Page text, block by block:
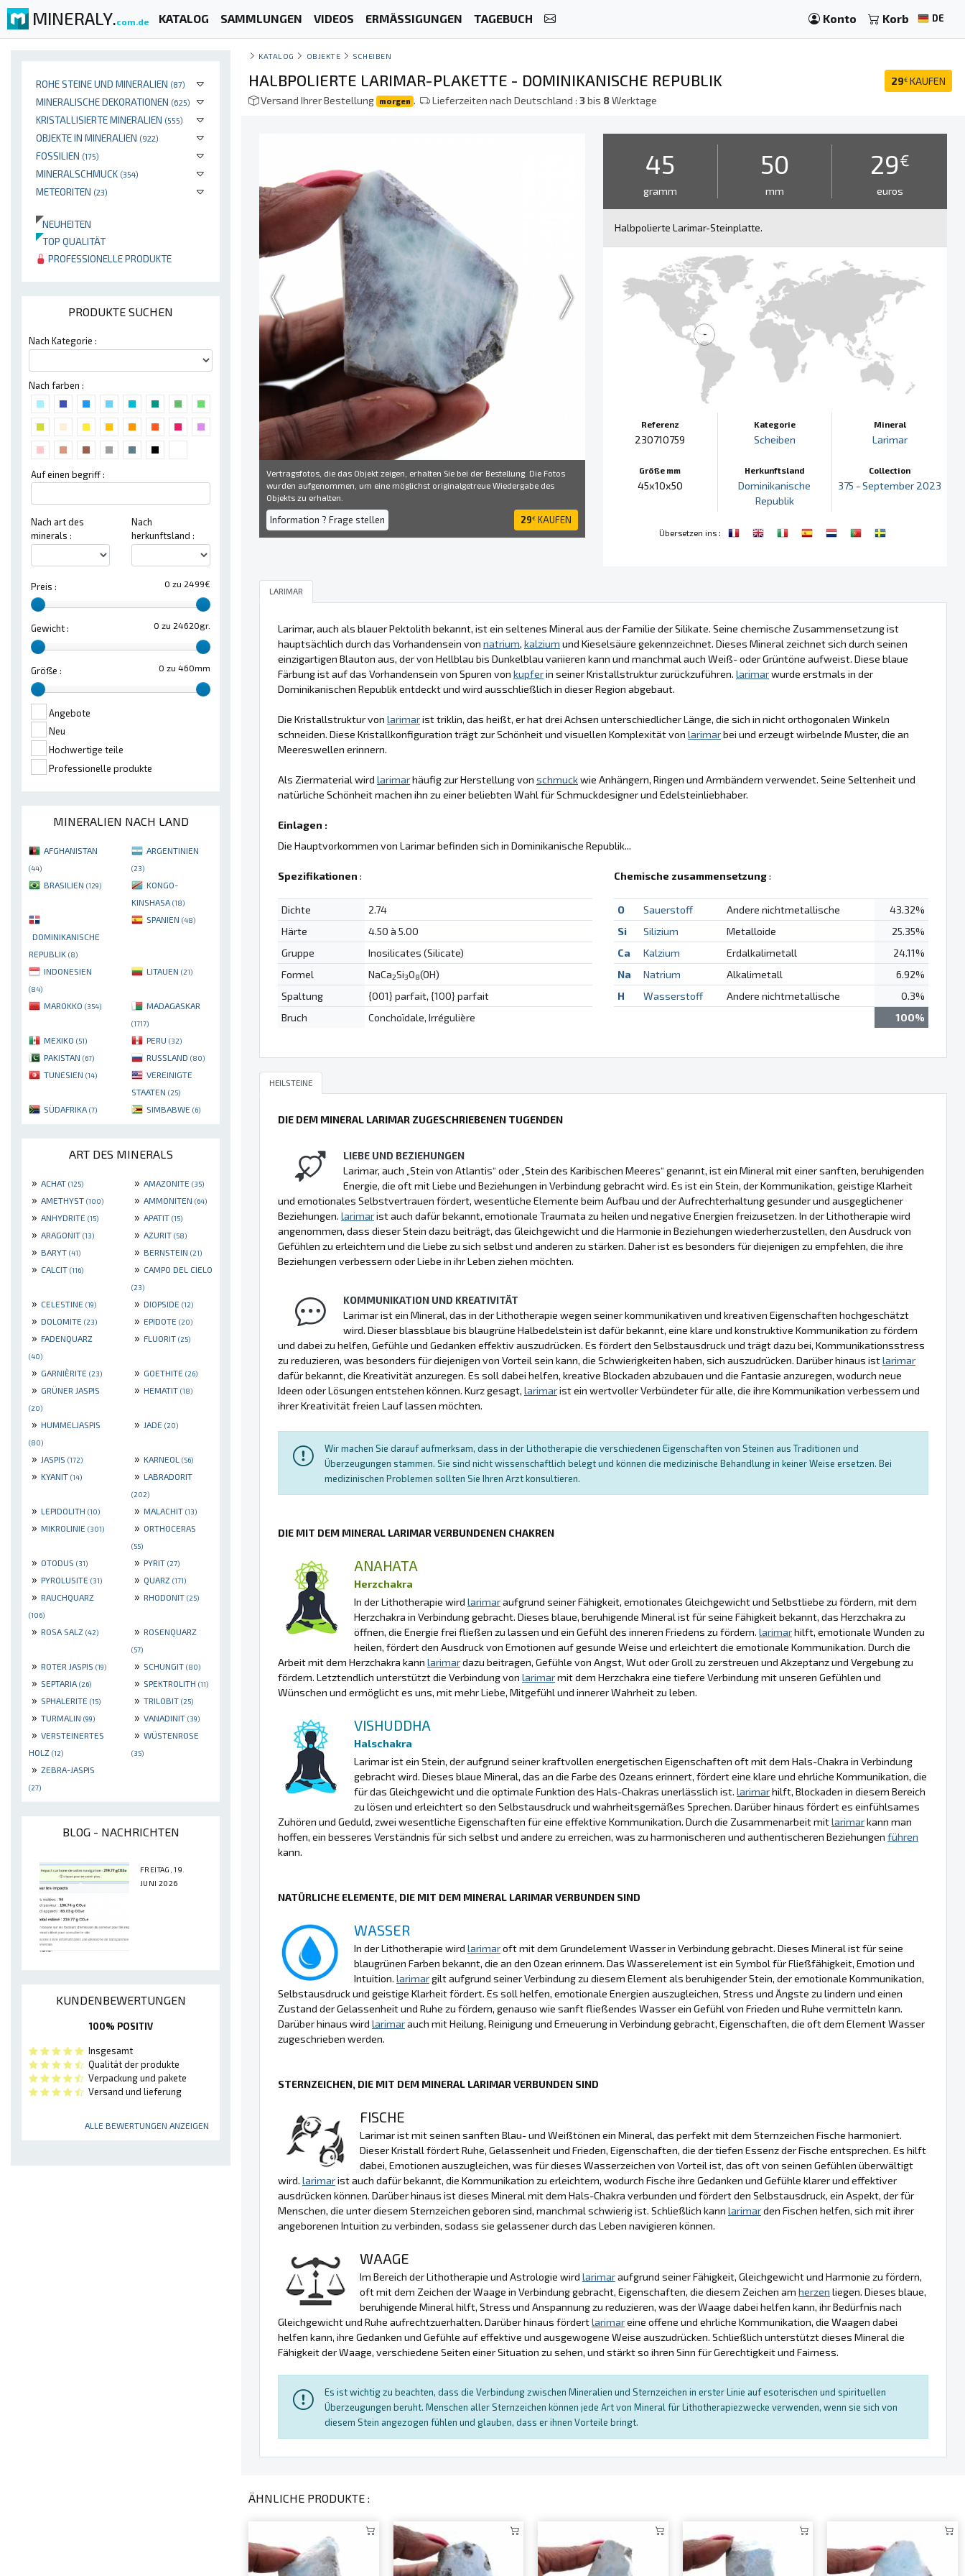
MINERALY.com.de KATALOG SAMMLUNGEN VIDEOS ERMÄSSIGUNGEN TAGEBUCH Konto Korb DE
ROHE STEINE UND MINERALIEN (87)
MINERALISCHE DEKORATIONEN (625)
KRISTALLISIERTE MINERALIEN (555)
OBJEKTE IN MINERALIEN (922)
FOSSILIEN (175)
MINERALSCHMUCK (354)
METEORITEN (23)
NEUHEITEN
TOP QUALITÄT
PROFESSIONELLE PRODUKTE
PRODUKTE SUCHEN
Nach Kategorie :
Nach farben :
Auf einen begriff :
Nach art des
minerals :
Nach
herkunftsland :
0 zu 2499€
Preis :
0 zu 24620gr.
Gewicht :
0 zu 460mm
Größe :
Angebote
Neu
Hochwertige teile
Professionelle produkte
MINERALIEN NACH LAND
AFGHANISTAN
(44)
ARGENTINIEN
(23)
BRASILIEN (129)
KONGO-
KINSHASA (18)
DOMINIKANISCHE
REPUBLIK (8)
SPANIEN (48)
INDONESIEN
(84)
LITAUEN (21)
MAROKKO (354) MADAGASKAR
(1717)
MEXIKO (51) PERU (32)
PAKISTAN (67) RUSSLAND (80)
TUNESIEN (14)
VEREINIGTE
STAATEN (25)
SÜDAFRIKA (7) SIMBABWE (6)
ART DES MINERALS
» ACHAT (125) » AMAZONITE (35)
» AMETHYST (100) » AMMONITEN (64)
» ANHYDRITE (15) » APATIT (15)
» ARAGONIT (13) » AZURIT (58)
» BARYT (41) » BERNSTEIN (21)
» CALCIT (116) » CAMPO DEL CIELO
(23)
» CELESTINE (19) » DIOPSIDE (12)
» DOLOMITE (23) » EPIDOTE (20)
» FADENQUARZ
(40)
» FLUORIT (25)
» GARNIÈRITE (23) » GOETHITE (26)
» GRÜNER JASPIS
(20)
» HEMATIT (18)
» HUMMELJASPIS
(80)
» JADE (20)
» JASPIS (172) » KARNEOL (56)
» KYANIT (14) » LABRADORIT
(202)
» LEPIDOLITH (10) » MALACHIT (13)
» MIKROLINIE (301) » ORTHOCERAS
(55)
» OTODUS (31) » PYRIT (27)
» PYROLUSITE (31) » QUARZ (171)
» RAUCHQUARZ
(106)
» RHODONIT (25)
» ROSA SALZ (42) » ROSENQUARZ
(57)
» ROTER JASPIS (19) » SCHUNGIT (80)
» SEPTARIA (26) » SPEKTROLITH (11)
» SPHALERITE (15) » TRILOBIT (25)
» TURMALIN (99) » VANADINIT (39)
» VERSTEINERTES
HOLZ (12)
» WÜSTENROSE
(35)
» ZEBRA-JASPIS
(27)
BLOG - NACHRICHTEN
FREITAG, 19.
JUNI 2026
KUNDENBEWERTUNGEN
100% POSITIV
Insgesamt
Qualität der produkte
Verpackung und pakete
Versand und lieferung
ALLE BEWERTUNGEN ANZEIGEN
KATALOG OBJEKTE SCHEIBEN
29€ KAUFEN
HALBPOLIERTE LARIMAR-PLAKETTE - DOMINIKANISCHE REPUBLIK
Versand Ihrer Bestellung morgen . Lieferzeiten nach Deutschland :3bis 8Werktage
Vertragsfotos, die das Objekt zeigen, erhalten Sie bei der Bestellung. Die Fotos
wurden aufgenommen, um eine möglichst originalgetreue Wiedergabe des
Objekts zu erhalten.
Information ? Frage stellen 29€ KAUFEN
45
gramm
50
mm
29€
euros
Halbpolierte Larimar-Steinplatte.
Referenz
230710759
Größe mm
45x10x50
Kategorie
Scheiben
Herkunftsland
Dominikanische
Republik
Mineral
Larimar
Collection
375 - September 2023
Übersetzen ins :
LARIMAR
Larimar, auch als blauer Pektolith bekannt, ist ein seltenes Mineral aus der Familie der Silikate. Seine chemische Zusammensetzung ist
hauptsächlich durch das Vorhandensein von natrium, kalzium und Kieselsäure gekennzeichnet. Dieses Mineral zeichnet sich durch seinen
einzigartigen Blauton aus, der von Hellblau bis Dunkelblau variieren kann und manchmal auch Weiß- oder Grüntöne aufweist. Diese blaue
Färbung ist auf das Vorhandensein von Spuren von kupferin seiner Kristallstruktur zurückzuführen. larimarwurde erstmals in der
Dominikanischen Republik entdeckt und wird ausschließlich in dieser Region abgebaut.
Die Kristallstruktur von larimarist triklin, das heißt, er hat drei Achsen unterschiedlicher Länge, die sich in nicht orthogonalen Winkeln
schneiden. Diese Kristallkonfiguration trägt zur Schönheit und visuellen Komplexität von larimarbei und erzeugt wirbelnde Muster, die an
Meereswellen erinnern.
Als Ziermaterial wird larimarhäufig zur Herstellung von schmuckwie Anhängern, Ringen und Armbändern verwendet. Seine Seltenheit und
natürliche Schönheit machen ihn zu einer beliebten Wahl für Schmuckdesigner und Edelsteinliebhaber.
Einlagen :
Die Hauptvorkommen von Larimar befinden sich in Dominikanische Republik...
Spezifikationen :
Dichte
2.74
Härte
4.50 à 5.00
Gruppe
Inosilicates (Silicate)
Formel
NaCa2Si3O8(OH)
Spaltung
{001} parfait, {100} parfait
Bruch
Conchoïdale, Irrégulière
Chemische zusammensetzung:
O Sauerstoff Andere nichtmetallische
43.32%
Si
Silizium Metalloide
25.35%
Ca
Kalzium Erdalkalimetall
24.11%
Na
Natrium Alkalimetall
6.92%
H
Wasserstoff Andere nichtmetallische
0.3%
100%
HEILSTEINE
DIE DEM MINERAL LARIMAR ZUGESCHRIEBENEN TUGENDEN
LIEBE UND BEZIEHUNGEN
Larimar, auch „Stein von Atlantis“ oder „Stein des Karibischen Meeres“ genannt, ist ein Mineral mit einer sanften, beruhigenden
Energie, die oft mit Liebe und Beziehungen in Verbindung gebracht wird. Es ist ein Stein, der Kommunikation, geistige Klarheit
und emotionales Selbstvertrauen fördert, wesentliche Elemente beim Aufbau und der Aufrechterhaltung gesunder und ausgeglichener
Beziehungen. larimarist auch dafür bekannt, emotionale Traumata zu heilen und negative Energien freizusetzen. In der Lithotherapie wird
angenommen, dass dieser Stein dazu beiträgt, das Gleichgewicht und die Harmonie in Beziehungen wiederherzustellen, den Ausdruck von
Gefühlen zu erleichtern und die Liebe zu sich selbst und anderen zu stärken. Daher ist es besonders für diejenigen zu empfehlen, die ihre
Beziehungen verbessern oder Liebe in ihr Leben ziehen möchten.
KOMMUNIKATION UND KREATIVITÄT
Larimar ist ein Mineral, das in der Lithotherapie wegen seiner kommunikativen und kreativen Eigenschaften hochgeschätzt
wird. Dieser blassblaue bis blaugrüne Halbedelstein ist dafür bekannt, eine klare und konstruktive Kommunikation zu fördern
und dabei zu helfen, Gefühle und Gedanken effektiv auszudrücken. Es fördert den Selbstausdruck und trägt dazu bei, Kommunikationsstress
zu reduzieren, was besonders für diejenigen von Vorteil sein kann, die Schwierigkeiten haben, sich auszudrücken. Darüber hinaus istlarimar
dafür bekannt, die Kreativität anzuregen. Es soll dabei helfen, kreative Blockaden abzubauen und die Fantasie anzuregen, wodurch neue
Ideen oder Lösungen entstehen können. Kurz gesagt, larimarist ein wertvoller Verbündeter für alle, die ihre Kommunikation verbessern und
ihrer Kreativität freien Lauf lassen möchten.
Wir machen Sie darauf aufmerksam, dass in der Lithotherapie die verschiedenen Eigenschaften von Steinen aus Traditionen und
Überzeugungen stammen. Sie sind nicht wissenschaftlich belegt und können die medizinische Behandlung in keiner Weise ersetzen. Bei
medizinischen Problemen sollten Sie Ihren Arzt konsultieren.
DIE MIT DEM MINERAL LARIMAR VERBUNDENEN CHAKREN
ANAHATA
Herzchakra
In der Lithotherapie wird larimaraufgrund seiner Fähigkeit, emotionales Gleichgewicht und Selbstliebe zu fördern, mit dem
Herzchakra in Verbindung gebracht. Dieses blaue, beruhigende Mineral ist für seine Fähigkeit bekannt, das Herzchakra zu
öffnen, die Energie frei fließen zu lassen und ein Gefühl des inneren Friedens zu fördern. larimarhilft, emotionale Wunden zu
heilen, fördert den Ausdruck von Emotionen auf gesunde Weise und erleichtert die emotionale Kommunikation. Durch die
Arbeit mit dem Herzchakra kann larimardazu beitragen, Gefühle von Angst, Wut oder Groll zu zerstreuen und Akzeptanz und Vergebung zu
fördern. Letztendlich unterstützt die Verbindung von larimarmit dem Herzchakra eine tiefere Verbindung mit unseren Gefühlen und
Wünschen und ermöglicht es uns, mit mehr Liebe, Mitgefühl und innerer Wahrheit zu leben.
VISHUDDHA
Halschakra
Larimar ist ein Stein, der aufgrund seiner kraftvollen energetischen Eigenschaften oft mit dem Hals-Chakra in Verbindung
gebracht wird. Dieses blaue Mineral, das an die Farbe des Ozeans erinnert, fördert eine klare und ehrliche Kommunikation, die
für das Gleichgewicht und die optimale Funktion des Hals-Chakras unerlässlich ist. larimarhilft, Blockaden in diesem Bereich
zu lösen und erleichtert so den Selbstausdruck und wahrheitsgemäßes Sprechen. Darüber hinaus fördert es einfühlsames
Zuhören und Geduld, zwei wesentliche Eigenschaften für eine effektive Kommunikation. Durch die Zusammenarbeit mitlarimarkann man
hoffen, ein besseres Verständnis für sich selbst und andere zu erreichen, was zu harmonischeren und authentischeren Beziehungen führen
kann.
NATÜRLICHE ELEMENTE, DIE MIT DEM MINERAL LARIMAR VERBUNDEN SIND
WASSER
In der Lithotherapie wird larimaroft mit dem Grundelement Wasser in Verbindung gebracht. Dieses Mineral ist für seine
blaugrünen Farben bekannt, die an den Ozean erinnern. Das Wasserelement ist ein Symbol für Fließfähigkeit, Emotion und
Intuition. larimargilt aufgrund seiner Verbindung zu diesem Element als beruhigender Stein, der emotionale Kommunikation,
Selbstausdruck und geistige Klarheit fördert. Es soll helfen, emotionale Energien auszugleichen, Stress und Ängste zu lindern und einen
Zustand der Gelassenheit und Ruhe zu fördern, genauso wie sanft fließendes Wasser ein Gefühl von Frieden und Ruhe vermitteln kann.
Darüber hinaus wird larimarauch mit Heilung, Reinigung und Erneuerung in Verbindung gebracht, Eigenschaften, die oft dem Element Wasser
zugeschrieben werden.
STERNZEICHEN, DIE MIT DEM MINERAL LARIMAR VERBUNDEN SIND
FISCHE
Larimar ist mit seinen sanften Blau- und Weißtönen ein Mineral, das perfekt mit dem Sternzeichen Fische harmoniert.
Dieser Kristall fördert Ruhe, Gelassenheit und Frieden, Eigenschaften, die der tiefen Essenz der Fische entsprechen. Es hilft
dabei, Emotionen auszugleichen, was für dieses Wasserzeichen von Vorteil ist, das oft von seinen Gefühlen überwältigt
wird. larimarist auch dafür bekannt, die Kommunikation zu erleichtern, wodurch Fische ihre Gedanken und Gefühle klarer und effektiver
ausdrücken können. Darüber hinaus ist dieses Mineral mit dem Hals-Chakra verbunden und fördert den Selbstausdruck, ein Aspekt, der für
Menschen, die unter diesem Sternzeichen geboren sind, manchmal schwierig ist. Schließlich kann larimarden Fischen helfen, sich mit ihrer
angeborenen Intuition zu verbinden, sodass sie gelassener durch das Leben navigieren können.
WAAGE
Im Bereich der Lithotherapie und Astrologie wird larimaraufgrund seiner Fähigkeit, Gleichgewicht und Harmonie zu fördern,
oft mit dem Zeichen der Waage in Verbindung gebracht, Eigenschaften, die diesem Zeichen am herzen liegen. Dieses blaue,
beruhigende Mineral hilft, Stress und Anspannung zu reduzieren, was der Waage dabei helfen kann, ihr Bedürfnis nach
Gleichgewicht und Ruhe aufrechtzuerhalten. Darüber hinaus fördertlarimareine offene und ehrliche Kommunikation, die Waagen dabei
helfen kann, ihre Gedanken und Gefühle auf effektive und ausgewogene Weise auszudrücken. Schließlich unterstützt dieses Mineral die
Fähigkeit der Waage, verschiedene Seiten einer Situation zu sehen, und stärkt so ihren Sinn für Gerechtigkeit und Fairness.
Es ist wichtig zu beachten, dass die Verbindung zwischen Mineralien und Sternzeichen in erster Linie auf esoterischen und spirituellen
Überzeugungen beruht. Menschen aller Sternzeichen können jede Art von Mineral für Lithotherapiezwecke verwenden, wenn sie sich von
diesem Stein angezogen fühlen und glauben, dass er ihnen Vorteile bringt.
ÄHNLICHE PRODUKTE :